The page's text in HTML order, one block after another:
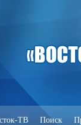
ТВ Поиск